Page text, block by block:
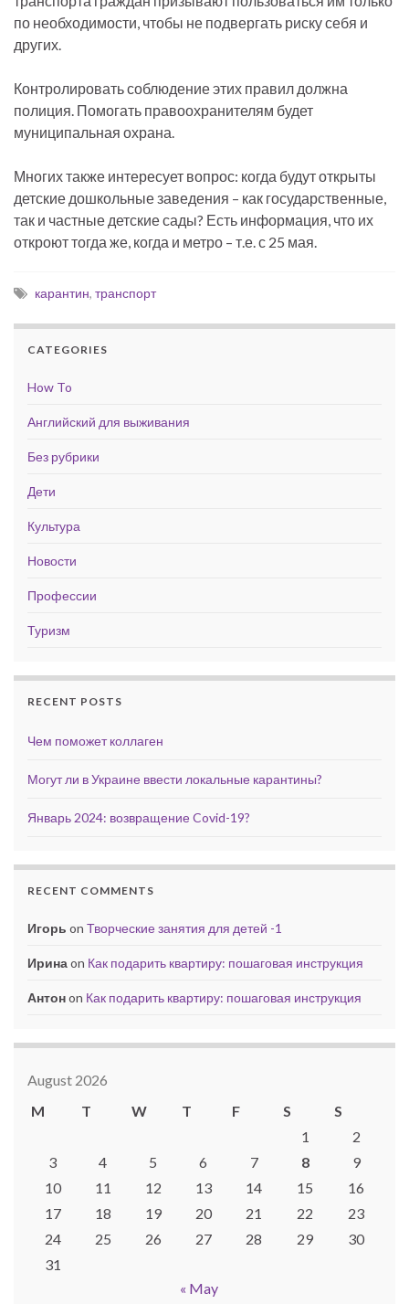
по необходимости, чтобы не подвергать риску себя и
других.
Контролировать соблюдение этих правил должна
полиция. Помогать правоохранителям будет
муниципальная охрана.
Многих также интересует вопрос: когда будут открыты
детские дошкольные заведения – как государственные,
так и частные детские сады? Есть информация, что их
откроют тогда же, когда и метро – т.е. с 25 мая.
карантин, транспорт
CATEGORIES
How To
Английский для выживания
Без рубрики
Дети
Культура
Новости
Профессии
Туризм
RECENT POSTS
Чем поможет коллаген
Могут ли в Украине ввести локальные карантины?
Январь 2024: возвращение Covid-19?
RECENT COMMENTS
Игорь on Творческие занятия для детей -1
Иринаon Как подарить квартиру: пошаговая инструкция
Антонon Как подарить квартиру: пошаговая инструкция
August 2026
M
T W T F S
S
1
2
3
4 5 6 7 8
9
10
11 12 13 14 15
16
17
18 19 20 21 22
23
24
25 26 27 28 29
30
31
« May